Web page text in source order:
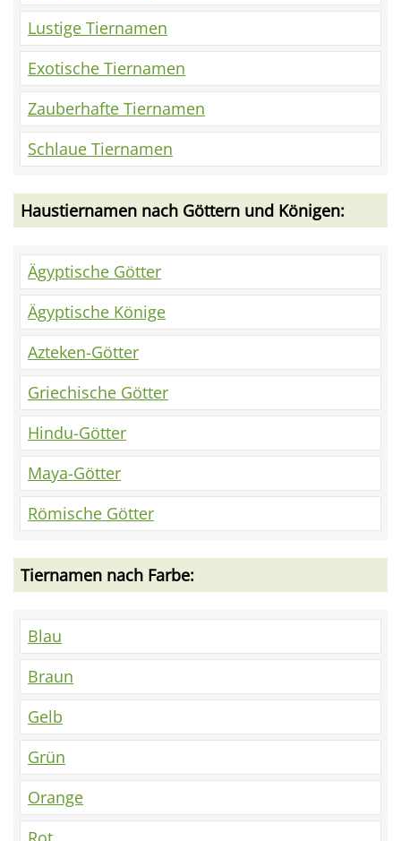
Lustige Tiernamen
Exotische Tiernamen
Zauberhafte Tiernamen
Schlaue Tiernamen
Haustiernamen nach Göttern und Königen:
Ägyptische Götter
Ägyptische Könige
Azteken-Götter
Griechische Götter
Hindu-Götter
Maya-Götter
Römische Götter
Tiernamen nach Farbe:
Blau
Braun
Gelb
Grün
Orange